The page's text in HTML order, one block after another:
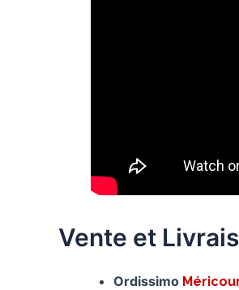
Vente et
Ordissimo